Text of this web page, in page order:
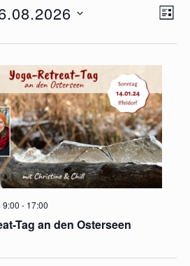
Liste
9:00 - 17:00
Tag an den Osterseen